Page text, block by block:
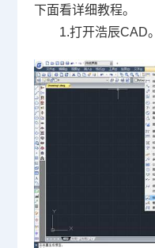
下面看详细教程。
1.打开浩辰CAD。